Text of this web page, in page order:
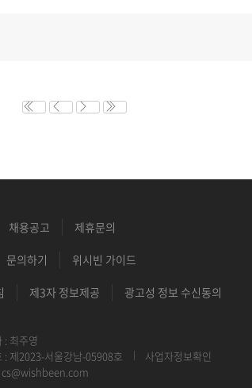
채용공고 제휴문의
문의하기 위시빈 가이드
제3자 정보제공 광고성 정보 수신동의
: 최주영
: 제2023-서울강남-05908호
사업자정보확인
cs@wishbeen.com